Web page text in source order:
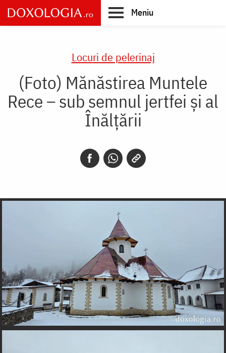
Skip
to
main
Meniu
Locuri de pelerinaj
(Foto) Mănăstirea Muntele
Rece – sub semnul jertfei și al
Înălțării